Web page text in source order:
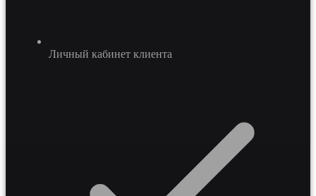
Личный кабинет клиента